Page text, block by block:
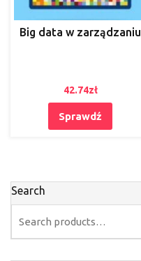
Big data w zarządzaniu
42.74zł
Sprawdź
Search